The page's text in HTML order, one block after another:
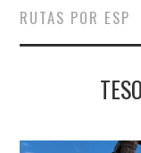
RUTAS
ESCAPADAS
RUTAS POR ESP